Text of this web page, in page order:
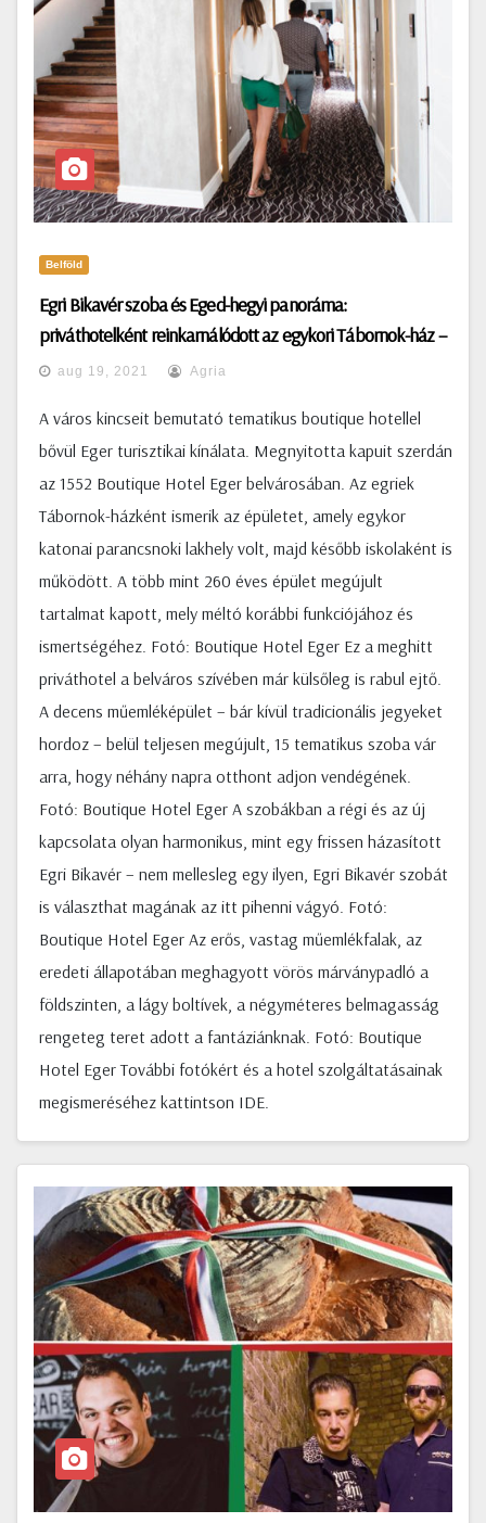
Belföld
Egri Bikavér szoba és Eged-hegyi panoráma:
priváthotelként reinkarnálódott az egykori Tábornok-ház –
Fotókaug 19, 2021 Agria
A város kincseit bemutató tematikus boutique hotellel
bővül Eger turisztikai kínálata. Megnyitotta kapuit szerdán
az 1552 Boutique Hotel Eger belvárosában. Az egriek
Tábornok-házként ismerik az épületet, amely egykor
katonai parancsnoki lakhely volt, majd később iskolaként is
működött. A több mint 260 éves épület megújult
tartalmat kapott, mely méltó korábbi funkciójához és
ismertségéhez. Fotó: Boutique Hotel Eger Ez a meghitt
priváthotel a belváros szívében már külsőleg is rabul ejtő.
A decens műemléképület – bár kívül tradicionális jegyeket
hordoz – belül teljesen megújult, 15 tematikus szoba vár
arra, hogy néhány napra otthont adjon vendégének.
Fotó: Boutique Hotel Eger A szobákban a régi és az új
kapcsolata olyan harmonikus, mint egy frissen házasított
Egri Bikavér – nem mellesleg egy ilyen, Egri Bikavér szobát
is választhat magának az itt pihenni vágyó. Fotó:
Boutique Hotel Eger Az erős, vastag műemlékfalak, az
eredeti állapotában meghagyott vörös márványpadló a
földszinten, a lágy boltívek, a négyméteres belmagasság
rengeteg teret adott a fantáziánknak. Fotó: Boutique
Hotel Eger További fotókért és a hotel szolgáltatásainak
megismeréséhez kattintson IDE.